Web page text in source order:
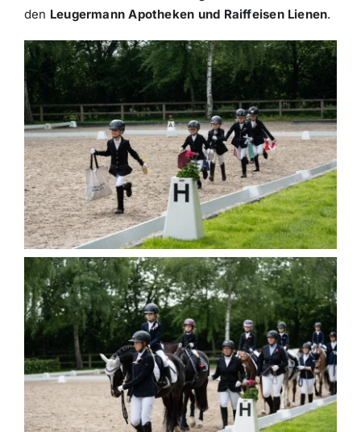
den Leugermann Apotheken und Raiffeisen Lienen.